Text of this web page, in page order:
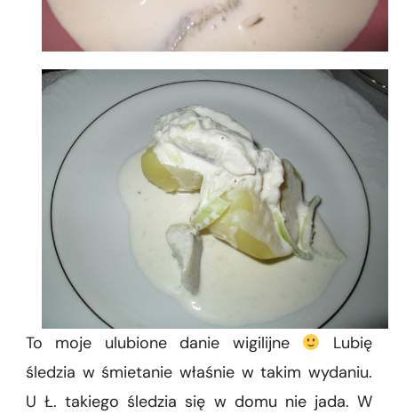
To moje ulubione danie wigilijne
Lubię
śledzia w śmietanie właśnie w takim wydaniu.
U Ł. takiego śledzia się w domu nie jada. W